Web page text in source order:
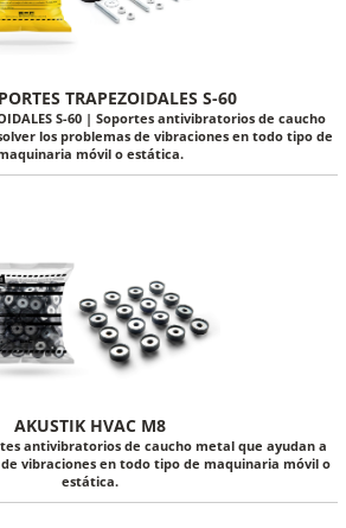
TRAPEZOIDALES S-60
S-60 | Soportes antivibratorios de caucho
los problemas de vibraciones en todo tipo de
móvil o estática.
AKUSTIK HVAC M8
antivibratorios de caucho metal que ayudan a
vibraciones en todo tipo de maquinaria móvil o
estática.